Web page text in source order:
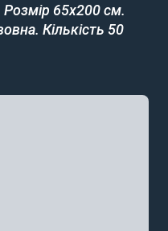
Розмір 65х200 см.
Кількість 50